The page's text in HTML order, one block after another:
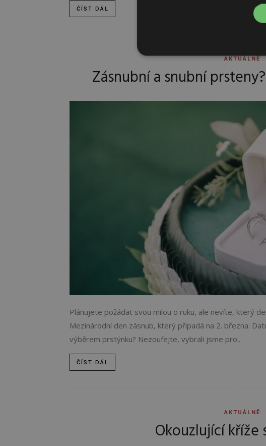
ČÍST DÁL
AKTUÁLNĚ
Zásnubní a snubní
Plánujete požádat svou milou o ruku, ale nevíte, který
Mezinárodní den zásnub, který připadá na 2. března.
výběrem prstýnku? Nezoufejte, vybrali jsme pro...
ČÍST DÁL
AKTUÁLNĚ
Okouzlující kříže